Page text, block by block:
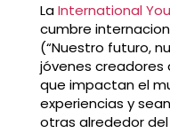
LaInternational
cumbre
(“Nuestro futuro,
jóvenes creadores
que impactan el
experiencias y
otras alrededor